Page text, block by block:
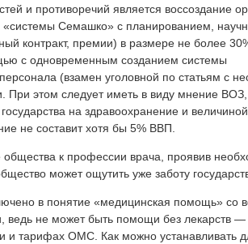
и противоречий является воссоздание
«системы Семашко» с планированием,
контракт, премии) в размере не более
с одновременным созданием системы
(взамен уголовной по статьям с
этом следует иметь в виду мнение ВОЗ,
на здравоохранение и
не составит хотя бы 5% ВВП.
к профессии врача, проявив
может ощутить уже заботу
в понятие «медицинская помощь» со
ведь не может быть помощи без лекарств
и тарифах ОМС. Как можно устанавливать